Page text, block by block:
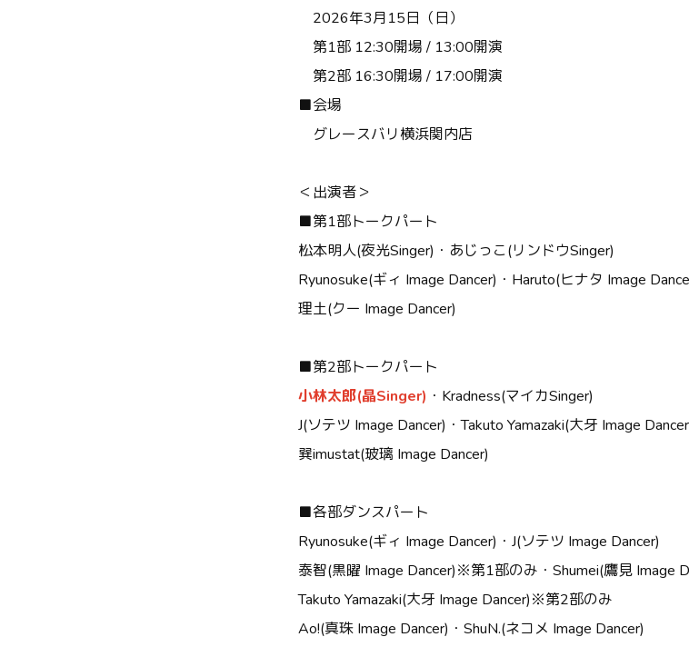
2026年3月15日（日）
第1部 12:30開場/ 13:00開演
第2部 16:30開場/ 17:00開演
■会場
グレースバリ横浜関内店
＜出演者＞
■第1部トークパート
松本明人(夜光Singer) ・あじっこ(リンドウSinger)
Ryunosuke(ギィ Image Dancer) ・ Haruto(ヒナタ Image
理土(クー Image Dancer)
■第2部トークパート
小林太郎(晶Singer) ・ Kradness(マイカSinger)
J(ソテツ Image Dancer) ・Takuto Yamazaki(大牙 Image
巽imustat(玻璃 Image Dancer)
■各部ダンスパート
Ryunosuke(ギィ Image Dancer) ・ J(ソテツ Image Dancer)
泰智(黒曜 Image Dancer)※第1部のみ ・ Shumei(鷹見 Image
Takuto Yamazaki(大牙 Image Dancer)※第2部のみ
Ao!(真珠 Image Dancer) ・ ShuN.(ネコメ Image Dancer)